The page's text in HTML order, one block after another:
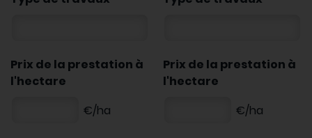
Prix de la prestation à
l'hectare
€/ha
Prix de la prestation à
l'hectare
€/ha